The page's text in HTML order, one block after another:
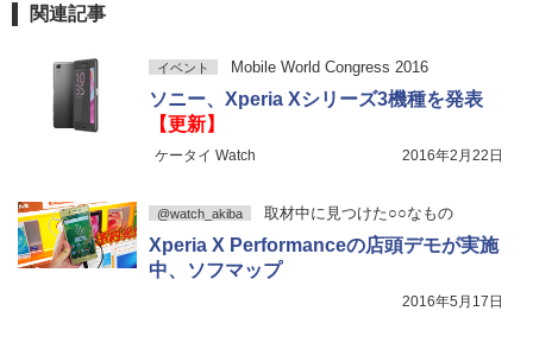
関連記事
イベント Mobile World Congress 2016
ソニー、Xperia Xシリーズ3機種を発表
【更新】
ケータイ Watch 2016年2月22日
@watch_akiba 取材中に見つけた○○なもの
Xperia X Performanceの店頭デモが実施
中、ソフマップ
2016年5月17日